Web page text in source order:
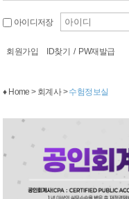
아이디저장
회원가입 ID찾기 / PW재발급
♦ Home > 회계사 >수험정보실